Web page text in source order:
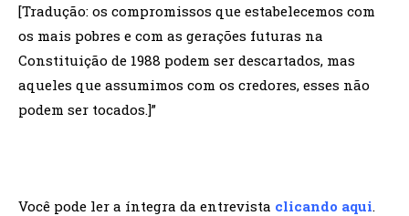
[Tradução: os compromissos que estabelecemos com
os mais pobres e com as gerações futuras na
Constituição de 1988 podem ser descartados, mas
aqueles que assumimos com os credores, esses não
podem ser tocados.]”
Você pode ler a íntegra da entrevista clicando aqui.